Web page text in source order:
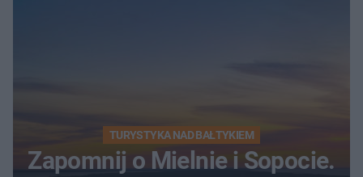
TURYSTYKA NAD BAŁTYKIEM
Zapomnij o Mielnie i Sopocie.